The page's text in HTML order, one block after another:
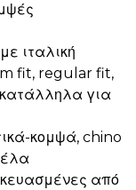
ιταλική
fit, regular fit,
για
κομψά, chino
από